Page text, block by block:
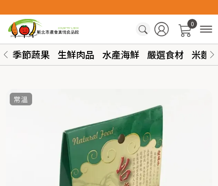
0
季節蔬果 生鮮肉品 水產海鮮 嚴選食材 米麵
常溫